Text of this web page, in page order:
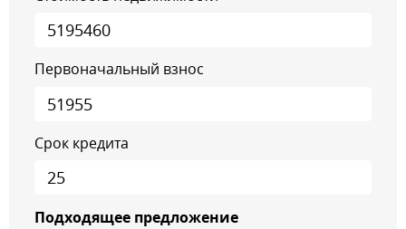
Первоначальный взнос
Срок кредита
Подходящее предложение